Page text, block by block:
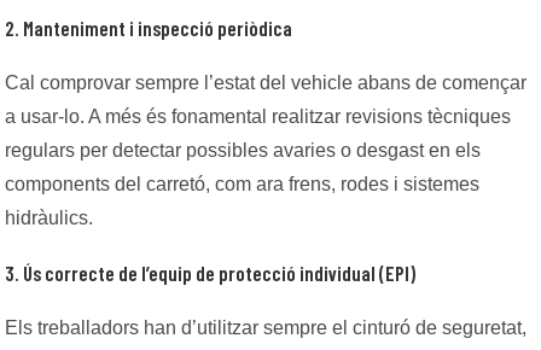
2. Manteniment i inspecció periòdica
Cal comprovar sempre l’estat del vehicle abans de començar
a usar-lo. A més és fonamental realitzar revisions tècniques
regulars per detectar possibles avaries o desgast en els
components del carretó, com ara frens, rodes i sistemes
hidràulics.
3. Ús correcte de l’equip de protecció individual (EPI)
Els treballadors han d’utilitzar sempre el cinturó de seguretat,